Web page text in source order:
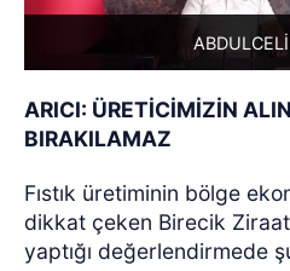
ARICI: ÜRETİCİMİZİN
BIRAKILAMAZ
Fıstık üretiminin bölge
dikkat çeken Birecik Ziraat
yaptığı değerlendirmede